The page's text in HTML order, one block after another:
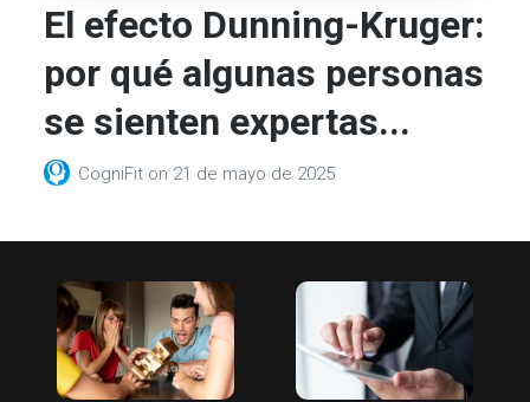
El efecto Dunning-Kruger:
por qué algunas personas
se sienten expertas...
CogniFit on 21 de mayo de 2025